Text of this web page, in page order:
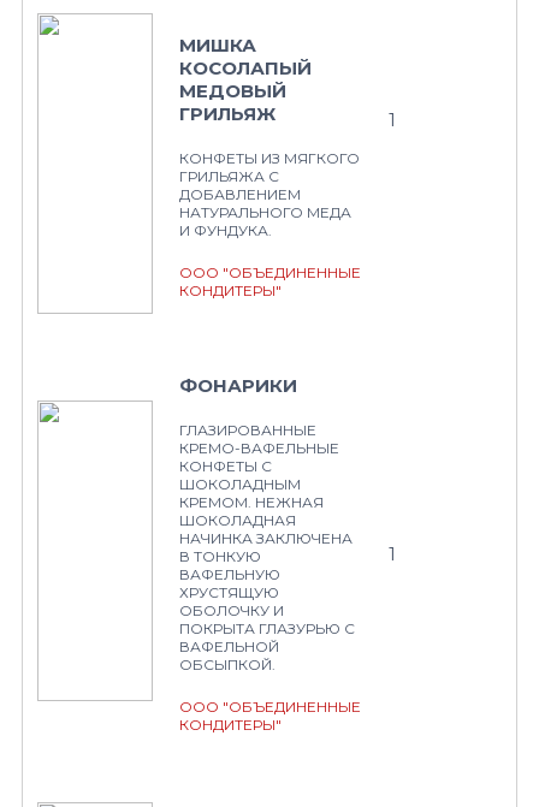
МИШКА
КОСОЛАПЫЙ
МЕДОВЫЙ
ГРИЛЬЯЖ
КОНФЕТЫ ИЗ МЯГКОГО
ГРИЛЬЯЖА С
ДОБАВЛЕНИЕМ
НАТУРАЛЬНОГО МЕДА
И ФУНДУКА.
ООО "ОБЪЕДИНЕННЫЕ
КОНДИТЕРЫ"
1
ФОНАРИКИ
ГЛАЗИРОВАННЫЕ
КРЕМО-ВАФЕЛЬНЫЕ
КОНФЕТЫ С
ШОКОЛАДНЫМ
КРЕМОМ. НЕЖНАЯ
ШОКОЛАДНАЯ
НАЧИНКА ЗАКЛЮЧЕНА
В ТОНКУЮ
ВАФЕЛЬНУЮ
ХРУСТЯЩУЮ
ОБОЛОЧКУ И
ПОКРЫТА ГЛАЗУРЬЮ С
ВАФЕЛЬНОЙ
ОБСЫПКОЙ.
ООО "ОБЪЕДИНЕННЫЕ
КОНДИТЕРЫ"
1